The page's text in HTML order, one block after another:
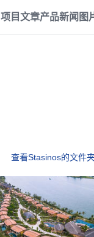
项目文章产品新闻 图
查看Stasinos的文件